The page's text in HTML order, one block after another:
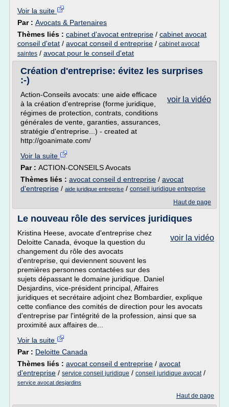
Voir la suite
Par : Avocats & Partenaires
Thèmes liés : cabinet d'avocat entreprise / cabinet avocat
conseil d'etat / avocat conseil d entreprise / cabinet avocat
saintes / avocat pour le conseil d'etat
Création d'entreprise: évitez les surprises
:-)
voir la vidéo
Action-Conseils avocats: une aide efficace
à la création d'entreprise (forme juridique,
régimes de protection, contrats, conditions
générales de vente, garanties, assurances,
stratégie d'entreprise...) - created at
http://goanimate.com/
Voir la suite
Par : ACTION-CONSEILS Avocats
Thèmes liés : avocat conseil d entreprise / avocat
d'entreprise / aide juridique entreprise / conseil juridique entreprise
Haut de page
Le nouveau rôle des services juridiques
voir la vidéo
Kristina Heese, avocate d'entreprise chez
Deloitte Canada, évoque la question du
changement du rôle des avocats
d'entreprise, qui deviennent souvent les
premières personnes contactées sur des
sujets dépassant le domaine juridique. Daniel
Desjardins, vice-président principal, Affaires
juridiques et secrétaire adjoint chez Bombardier, explique
cette confiance des comités de direction pour les avocats
d'entreprise par l'intégrité de la profession, ainsi que sa
proximité aux affaires de...
Voir la suite
Par : Deloitte Canada
Thèmes liés : avocat conseil d entreprise / avocat
d'entreprise / service conseil juridique / conseil juridique avocat/
service avocat desjardins
Haut de page